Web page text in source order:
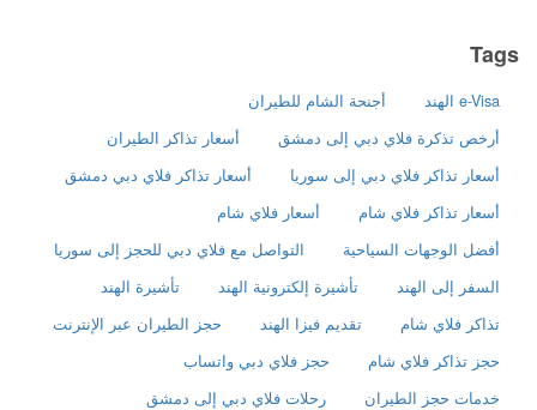
Tags
e-Visa الهند
أجنحة الشام للطيران
أرخص تذكرة فلاي دبي إلى دمشق
أسعار تذاكر الطيران
أسعار تذاكر فلاي دبي إلى سوريا
أسعار تذاكر فلاي دبي دمشق
أسعار تذاكر فلاي شام
أسعار فلاي شام
أفضل الوجهات السياحية
التواصل مع فلاي دبي للحجز إلى سوريا
السفر إلى الهند
تأشيرة إلكترونية الهند
تأشيرة الهند
تذاكر فلاي شام
تقديم فيزا الهند
حجز الطيران عبر الإنترنت
حجز تذاكر فلاي شام
حجز فلاي دبي واتساب
خدمات حجز الطيران
رحلات فلاي دبي إلى دمشق